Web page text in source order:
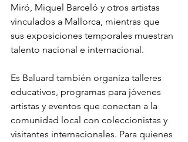
Miró, Miquel Barceló y otros artistas
vinculados a Mallorca, mientras que
sus exposiciones temporales muestran
talento nacional e internacional.
Es Baluard también organiza talleres
educativos, programas para jóvenes
artistas y eventos que conectan a la
comunidad local con coleccionistas y
visitantes internacionales. Para quienes